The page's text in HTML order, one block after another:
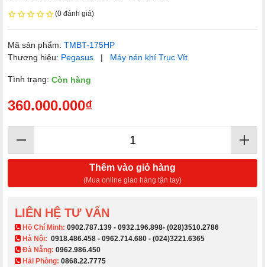
(0 đánh giá)
Mã sản phẩm: TMBT-175HP
Thương hiệu: Pegasus | Máy nén khí Trục Vít
Tình trạng: Còn hàng
360.000.000₫
Thêm vào giỏ hàng
(Mua online giao hàng tận tay)
LIÊN HỆ TƯ VẤN
​ Hồ Chí Minh: 0902.787.139 - 0932.196.898- (028)3510.2786
Hà Nội: 0918.486.458 - 0962.714.680 - (024)3221.6365
Đà Nẵng: 0962.986.450
Hải Phòng: 0868.22.7775